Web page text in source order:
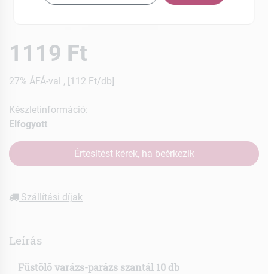
1119 Ft
27% ÁFÁ-val , [112 Ft/db]
Készletinformáció:
Elfogyott
Értesítést kérek, ha beérkezik
Szállítási díjak
Leírás
Füstölő varázs-parázs szantál 10 db